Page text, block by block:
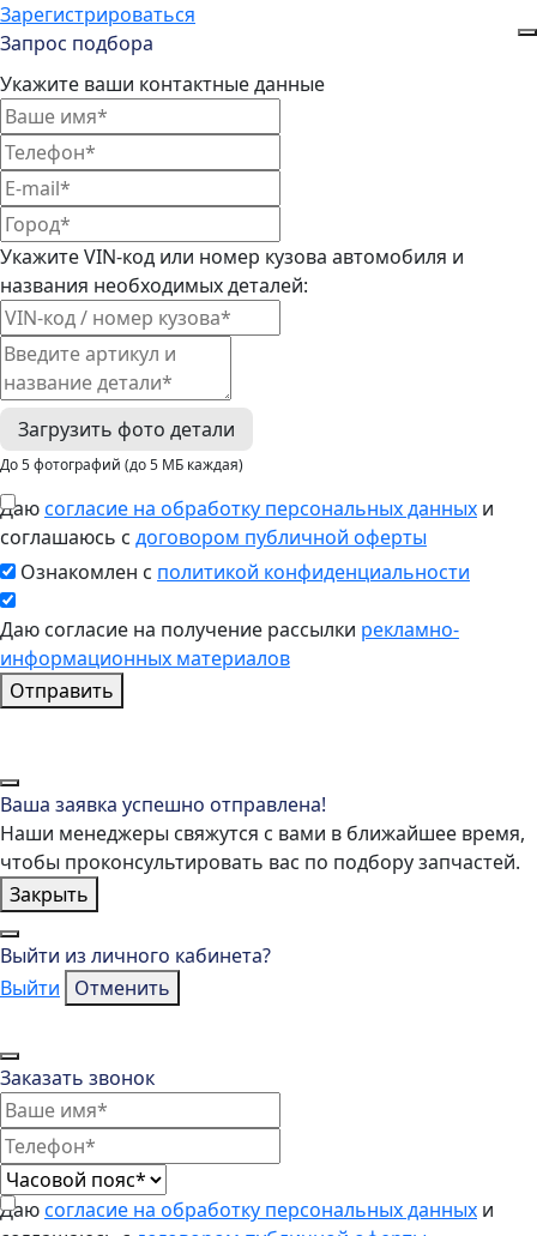
Зарегистрироваться
Запрос подбора
Укажите ваши контактные данные
Укажите VIN-код или номер кузова автомобиля и
названия необходимых деталей:
Загрузить фото детали
До 5 фотографий (до 5 МБ каждая)
Даюсогласие на обработку персональных данных и
соглашаюсь с договором публичной оферты
Ознакомлен с политикой конфиденциальности
Даю согласие на получение рассылки рекламно-
информационных материалов
Отправить
Ваша заявка успешно отправлена!
Наши менеджеры свяжутся с вами в ближайшее время,
чтобы проконсультировать вас по подбору запчастей.
Закрыть
Выйти из личного кабинета?
Выйти
Отменить
Заказать звонок
Даюсогласие на обработку персональных данных и